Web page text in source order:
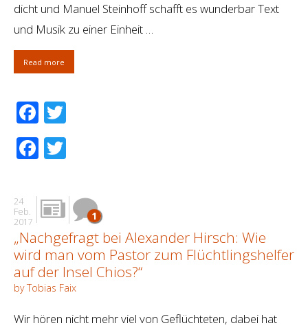
dicht und Manuel Steinhoff schafft es wunderbar Text
und Musik zu einer Einheit …
Read more
Facebook
Facebook
24
Feb.
2017
1
„Nachgefragt bei Alexander Hirsch: Wie
wird man vom Pastor zum Flüchtlingshelfer
auf der Insel Chios?“
by Tobias Faix
Wir hören nicht mehr viel von Geflüchteten, dabei hat